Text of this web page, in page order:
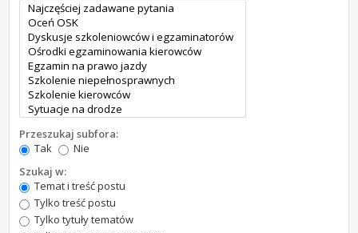
Przeszukaj subfora:
Tak
Nie
Szukaj w:
Temat i treść postu
Tylko treść postu
Tylko tytuły tematów